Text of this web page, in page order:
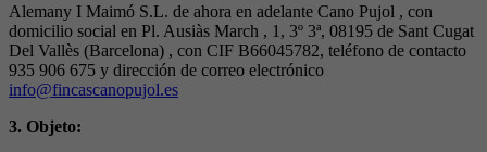
Alemany I Maimó S.L. de ahora en adelante Cano Pujol , con
domicilio social en Pl. Ausiàs March , 1, 3º 3ª, 08195 de Sant Cugat
Del Vallès (Barcelona) , con CIF B66045782, teléfono de contacto
935 906 675 y dirección de correo electrónico
info@fincascanopujol.es
3. Objeto: